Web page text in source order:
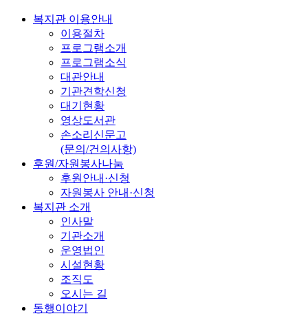
복지관 이용안내
이용절차
프로그램소개
프로그램소식
대관안내
기관견학신청
대기현황
영상도서관
손소리신문고
(문의/건의사항)
후원/자원봉사나눔
후원안내·신청
자원봉사 안내·신청
복지관 소개
인사말
기관소개
운영법인
시설현황
조직도
오시는 길
동행이야기